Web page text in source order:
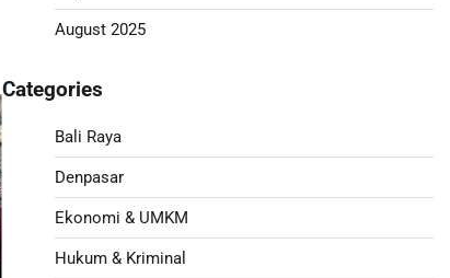
August 2025
Categories
Bali Raya
Denpasar
Ekonomi & UMKM
Hukum & Kriminal